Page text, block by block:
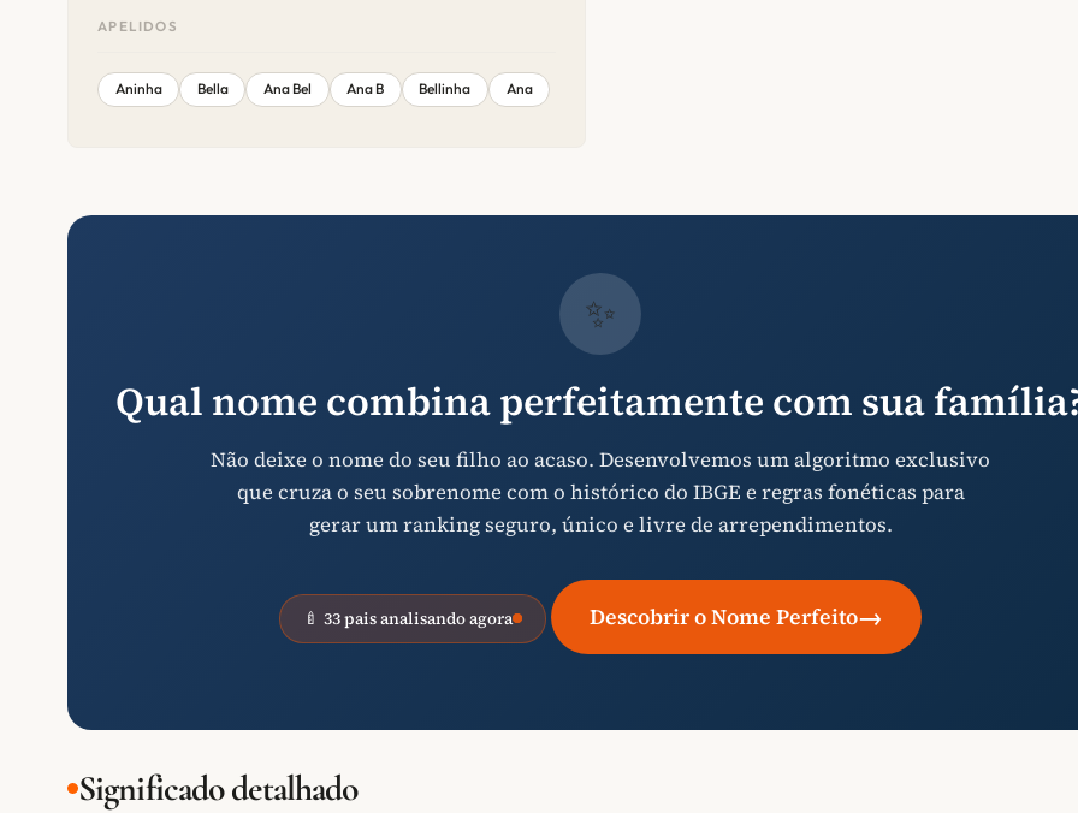
APELIDOS
Aninha Bella Ana Bel Ana B Bellinha Ana
✨
Qual nome combina perfeitamente com sua
Não deixe o nome do seu filho ao acaso. Desenvolvemos um algoritmo exclusivo
que cruza o seu sobrenome com o histórico do IBGE e regras fonéticas para
gerar um ranking seguro, único e livre de arrependimentos.
🍼 33 pais analisando agora Descobrir o Nome Perfeito→
Significado detalhado